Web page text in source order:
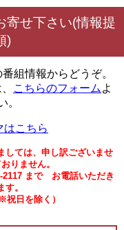
寄せ下さい(情報提
)
組情報からどうぞ。
こちらのフォーム よ
。
はこちら
しては、申し訳ございませ
りません。
まで お電話いただき
。
祝日を除く）